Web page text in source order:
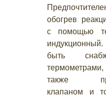
обогрев
с помощью
быть
также
клапаном и